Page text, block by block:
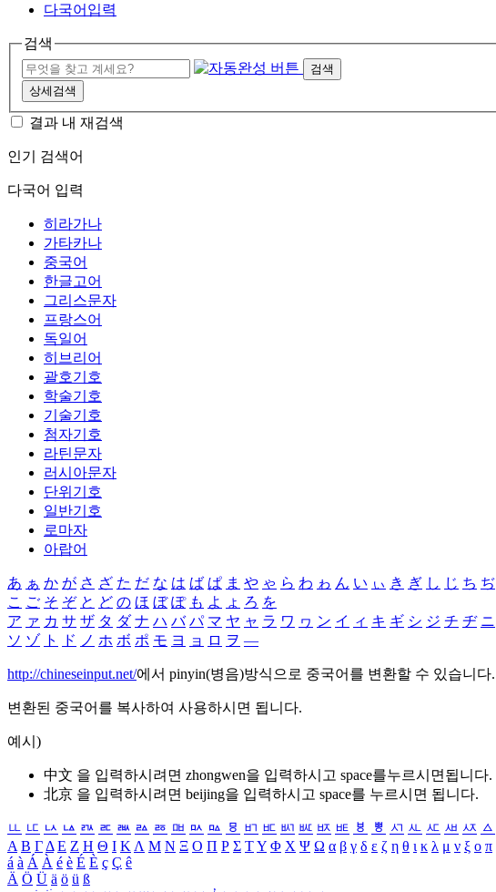
다국어입력
검색
검색
상세검색
결과 내 재검색
인기 검색어
다국어 입력
히라가나
가타카나
중국어
한글고어
그리스문자
프랑스어
독일어
히브리어
괄호기호
학술기호
기술기호
첨자기호
라틴문자
러시아문자
단위기호
일반기호
로마자
아랍어
あ ぁ か が さ ざ た だ な は ば ぱ ま や ゃ ら わ ゎ ん い ぃ き ぎ し じ ち ぢ
こ ご そ ぞ と ど の ほ ぼ ぽ も よ ょ ろ を
ア ァ カ サ ザ タ ダ ナ ハ バ パ マ ヤ ャ ラ ワ ヮ ン イ ィ キ ギ シ ジ チ ヂ ニ
ソ ゾ ト ド ノ ホ ボ ポ モ ヨ ョ ロ ヲ ―
http://chineseinput.net/에서 pinyin(병음)방식으로 중국어를 변환할 수 있습니다.
변환된 중국어를 복사하여 사용하시면 됩니다.
예시)
中文 을 입력하시려면 zhongwen을 입력하시고 space를누르시면됩니다.
北京 을 입력하시려면 beijing을 입력하시고 space를 누르시면 됩니다.
ㅥ ㅦ ㅧ ㅨ ㅩ ㅪ ㅫ ㅬ ㅭ ㅮ ㅯ ㅰ ㅱ ㅲ ㅳ ㅴ ㅵ ㅶ ㅷ ㅸ ㅹ ㅺ ㅻ ㅼ ㅽ ㅾ ㅿ
Α Β ΓΔ Ε Ζ Η Θ Ι ΚΛ Μ Ν Ξ Ο Π Ρ Σ ΤΥ Φ Χ Ψ Ω α β γ δ ε ζ η θ ι κ λ μ ν ξ ο π
á à Á À é è É È ç Ç ê
Ä Ö Ü ä ö ü ß